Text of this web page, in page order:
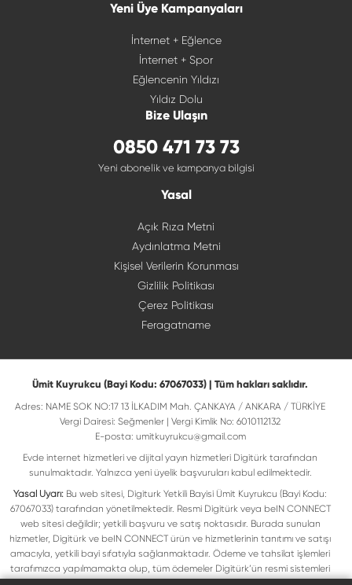
Yeni Üye Kampanyaları
İnternet + Eğlence
İnternet + Spor
Eğlencenin Yıldızı
Yıldız Dolu
Bize Ulaşın
0850 471 73 73
Yeni abonelik ve kampanya bilgisi
Yasal
Açık Rıza Metni
Aydınlatma Metni
Kişisel Verilerin Korunması
Gizlilik Politikası
Çerez Politikası
Feragatname
Ümit Kuyrukcu (Bayi Kodu: 67067033) | Tüm hakları saklıdır.
Adres: NAME SOK NO:17 13 İLKADIM Mah. ÇANKAYA / ANKARA / TÜRKİYE
Vergi Dairesi: Seğmenler | Vergi Kimlik No: 6010112132
E-posta: umitkuyrukcu@gmail.com
Evde internet hizmetleri ve dijital yayın hizmetleri Digitürk tarafından
sunulmaktadır. Yalnızca yeni üyelik başvuruları kabul edilmektedir.
Yasal Uyarı: Bu web sitesi, Digiturk Yetkili Bayisi Ümit Kuyrukcu (Bayi Kodu:
67067033) tarafından yönetilmektedir. Resmi Digitürk veya beIN CONNECT
web sitesi değildir; yetkili başvuru ve satış noktasıdır. Burada sunulan
hizmetler, Digitürk ve beIN CONNECT ürün ve hizmetlerinin tanıtımı ve satışı
amacıyla, yetkili bayi sıfatıyla sağlanmaktadır. Ödeme ve tahsilat işlemleri
tarafımızca yapılmamakta olup, tüm ödemeler Digitürk’ün resmi sistemleri